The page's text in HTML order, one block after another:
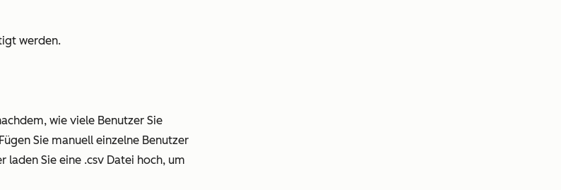
werden.
wie viele Benutzer Sie
Sie manuell einzelne Benutzer
Sie eine .csv Datei hoch, um